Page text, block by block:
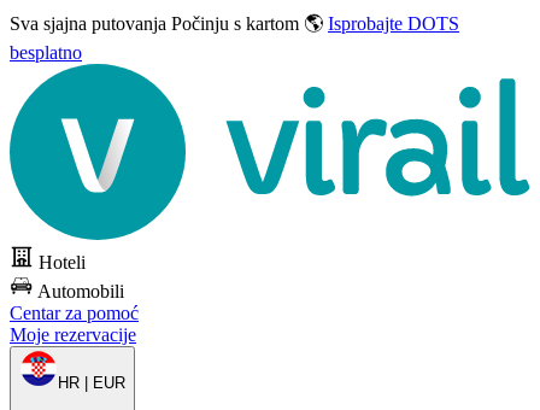
Sva sjajna putovanja Počinju s kartom 🌎 Isprobajte DOTS
besplatno
Hoteli
Automobili
Centar za pomoć
Moje rezervacije
HR | EUR